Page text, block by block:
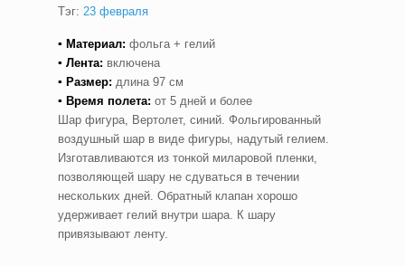
Тэг: 23 февраля
▪ Материал: фольга + гелий
▪ Лента: включена
▪ Размер: длина 97 см
▪ Время полета: от 5 дней и более
Шар фигура, Вертолет, синий. Фольгированный
воздушный шар в виде фигуры, надутый гелием.
Изготавливаются из тонкой миларовой пленки,
позволяющей шару не сдуваться в течении
нескольких дней. Обратный клапан хорошо
удерживает гелий внутри шара. К шару
привязывают ленту.